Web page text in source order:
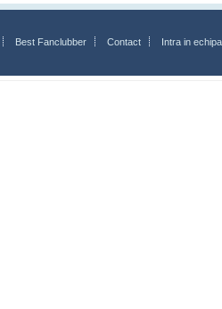
Best Fanclubber Contact Intra in